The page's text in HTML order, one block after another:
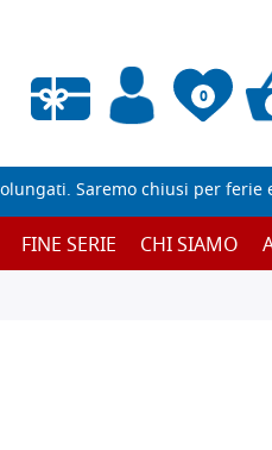
0
vuota
Saremo chiusi per ferie
FINE SERIE CHI SIAMO